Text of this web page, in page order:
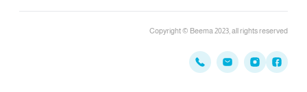
Copyright © Beema 2023, all rights reserved